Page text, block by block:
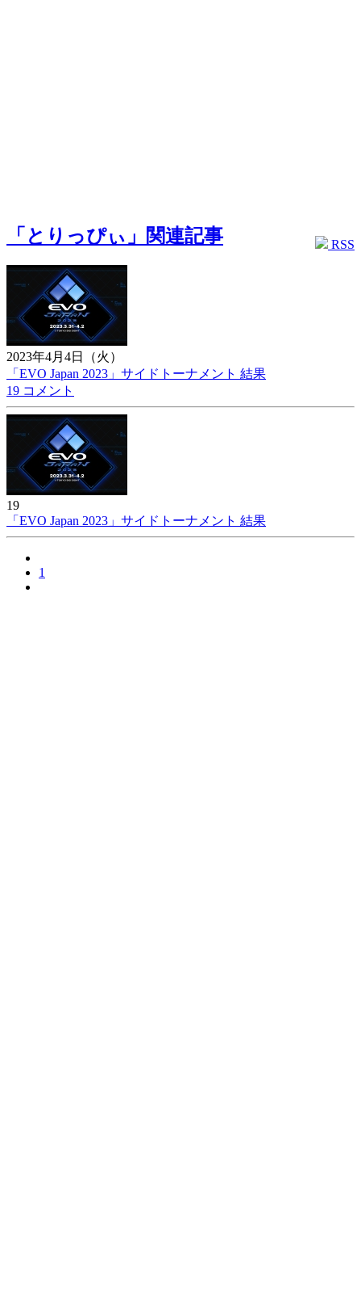
RSS
「とりっぴぃ」関連記事
2023年4月4日（火）
「EVO Japan 2023」サイドトーナメント 結果
19 コメント
19
「EVO Japan 2023」サイドトーナメント 結果
1